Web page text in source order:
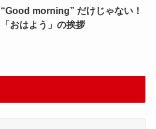
“Good morning” だけじゃない！
「おはよう」の挨拶